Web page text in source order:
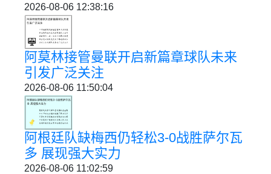
2026-08-06 12:38:16
阿莫林接管曼联开启新篇章球队未来
引发广泛关注
2026-08-06 11:50:04
阿根廷队缺梅西仍轻松3-0战胜萨尔瓦
多 展现强大实力
2026-08-06 11:02:59